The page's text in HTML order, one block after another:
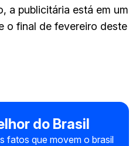
a publicitária está em um
o final de fevereiro deste
do Brasil
fatos que movem o brasil